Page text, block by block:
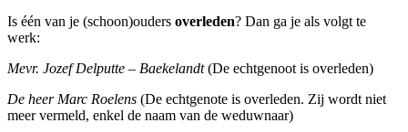
Is één van je (schoon)ouders overleden? Dan ga je als volgt te
werk:
Mevr. Jozef Delputte – Baekelandt(De echtgenoot is overleden)
De heer Marc Roelens (De echtgenote is overleden. Zij wordt niet
meer vermeld, enkel de naam van de weduwnaar)